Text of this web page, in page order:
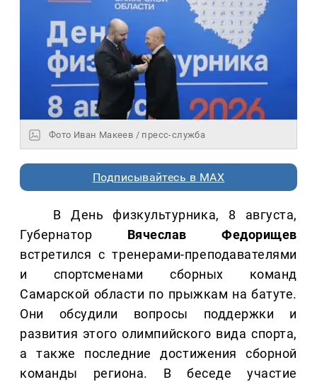
Фото Иван Макеев / пресс-служба
Подписывайтесь в MAX
В День физкультурника, 8 августа,
Губернатор Вячеслав Федорищев
встретился с тренерами-преподавателями
и спортсменами сборных команд
Самарской области по прыжкам на батуте.
Они обсудили вопросы поддержки и
развития этого олимпийского вида спорта,
а также последние достижения сборной
команды региона. В беседе участие